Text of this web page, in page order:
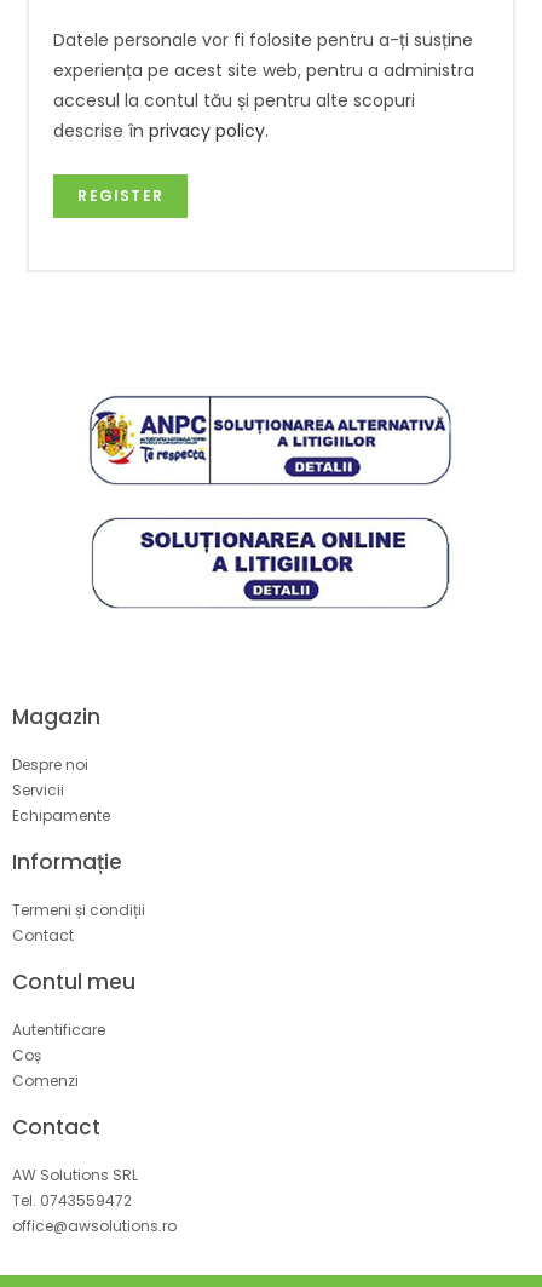
Datele personale vor fi folosite pentru a-ți susține
experiența pe acest site web, pentru a administra
accesul la contul tău și pentru alte scopuri
descrise înprivacy policy.
REGISTER
Magazin
Despre noi
Servicii
Echipamente
Informație
Termeni și condiții
Contact
Contul meu
Autentificare
Coș
Comenzi
Contact
AW Solutions SRL
Tel. 0743559472
office@awsolutions.ro